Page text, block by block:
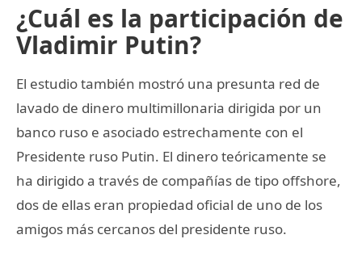
¿Cuál es la participación de
Vladimir Putin?
El estudio también mostró una presunta red de
lavado de dinero multimillonaria dirigida por un
banco ruso e asociado estrechamente con el
Presidente ruso Putin. El dinero teóricamente se
ha dirigido a través de compañías de tipo offshore,
dos de ellas eran propiedad oficial de uno de los
amigos más cercanos del presidente ruso.